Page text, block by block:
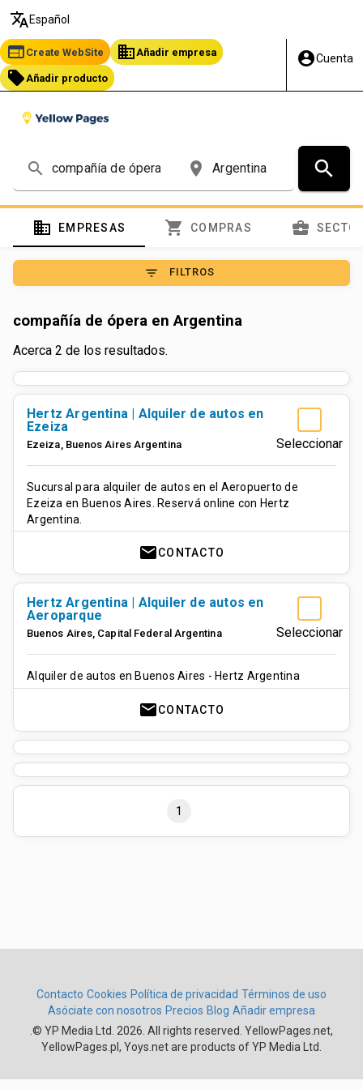
translate Español
web Create WebSite business Añadir empresa
local_offer Añadir producto
account_circleCuenta
search place search
domain EMPRESAS shopping_cart COMPRAS business_center
filter_list FILTROS
compañía de ópera en Argentina
Acerca 2 de los resultados.
Seleccionar
Hertz Argentina | Alquiler de autos en
Ezeiza
Ezeiza Buenos Aires Argentina
Sucursal para alquiler de autos en el Aeropuerto de
Ezeiza en Buenos Aires. Reservá online con Hertz
Argentina.
mailCONTACTO
Seleccionar
Hertz Argentina | Alquiler de autos en
Aeroparque
Buenos Aires, Capital Federal Argentina
Alquiler de autos en Buenos Aires - Hertz Argentina
mailCONTACTO
1
Contacto Cookies Política de privacidad Términos de uso
Asóciate con nosotros Precios Blog Añadir empresa
© YP Media Ltd. 2026. All rights reserved. YellowPages.net,
YellowPages.pl, Yoys.net are products of YP Media Ltd.